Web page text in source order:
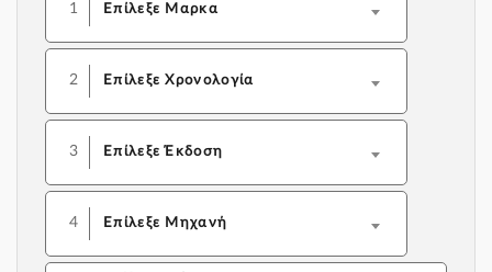
1 Επίλεξε Μαρκα
2 Επίλεξε Χρονολογία
3 Επίλεξε Έκδοση
4 Επίλεξε Μηχανή